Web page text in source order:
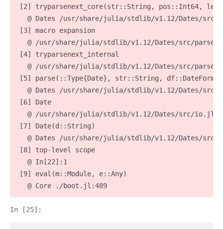
[2] tryparsenext_core(str::String, pos::Int64,
@ Dates /usr/share/julia/stdlib/v1.12/Dates/src/
[3] macro expansion
@ /usr/share/julia/stdlib/v1.12/Dates/src/
[4] tryparsenext_internal
@ /usr/share/julia/stdlib/v1.12/Dates/src/
[5] parse(::Type{Date}, str::String,
@ Dates /usr/share/julia/stdlib/v1.12/Dates/src/
[6] Date
@ /usr/share/julia/stdlib/v1.12/Dates/src/
[7] Date(d::String)
@ Dates /usr/share/julia/stdlib/v1.12/Dates/src/
[8] top-level scope
   @ In[22]:1
[9] eval(m::Module, e::Any)
   @ Core ./boot.jl:489